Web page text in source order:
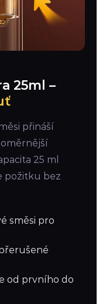
25ml –
přináší
25 ml
požitku bez
směsi pro
od prvního do